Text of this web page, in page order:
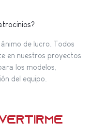
ánimo de lucro. Todos
en nuestros proyectos
los modelos,
del equipo.